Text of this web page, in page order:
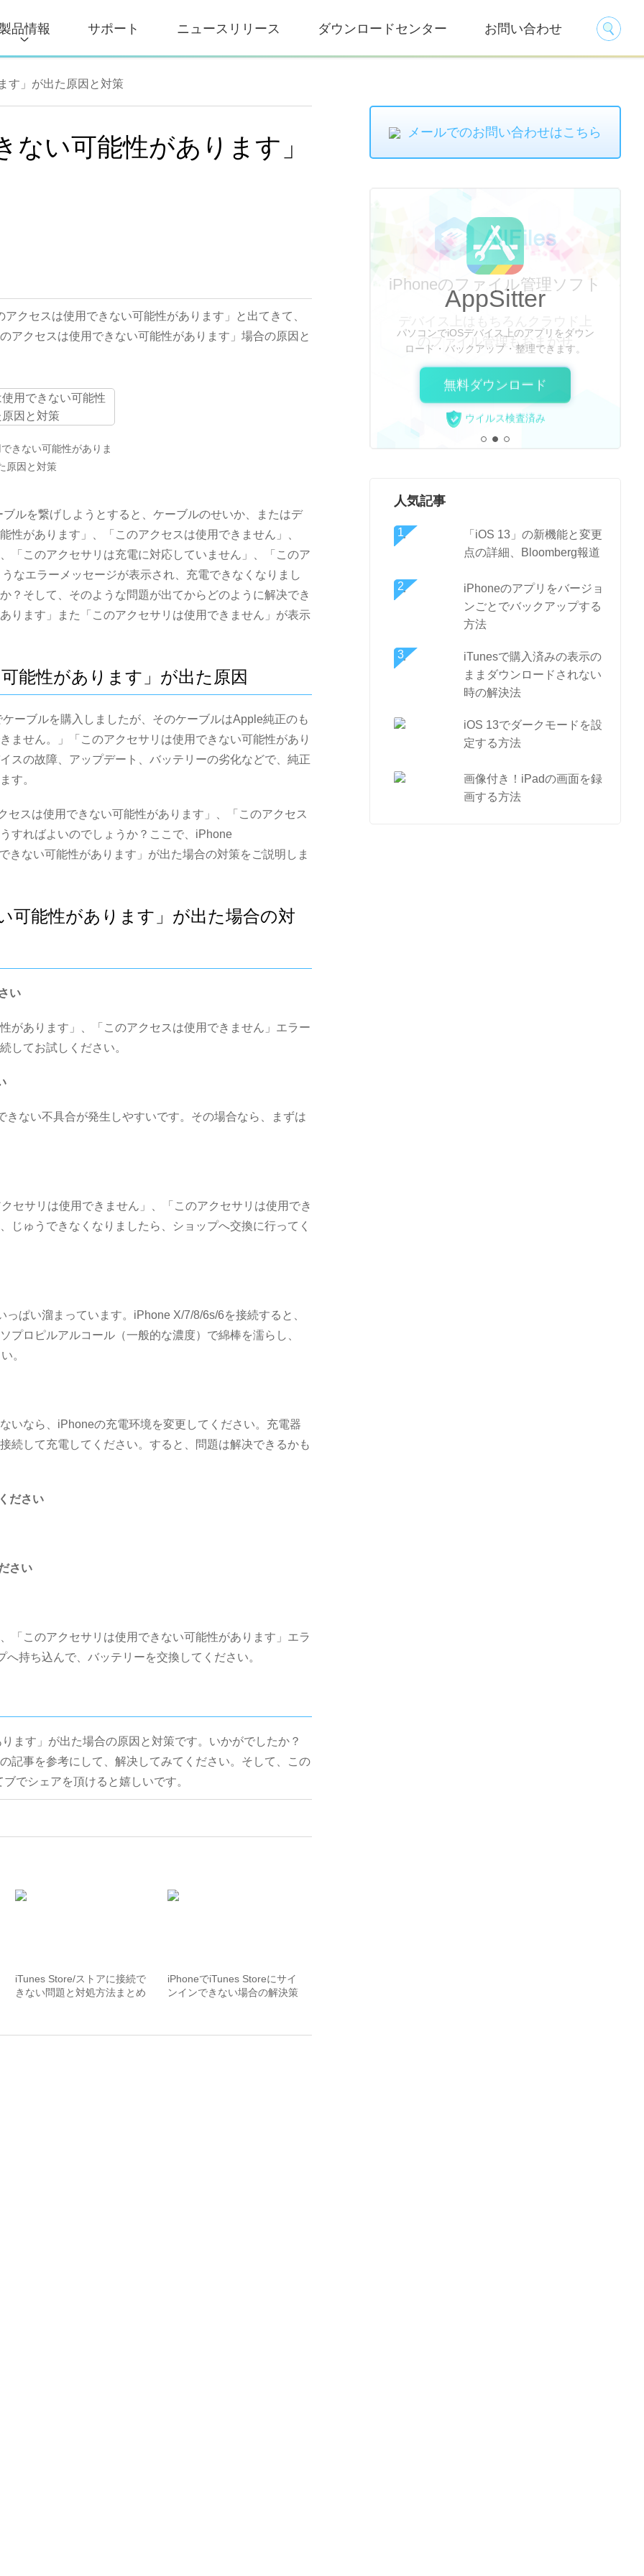
品情報 サポート ニュースリリース ダウンロードセンター お問い合わせ
す」が出た原因と対策
い可能性があります」
クセスは使用できない可能性があります」と出てきて、
アクセスは使用できない可能性があります」場合の原因と
きない可能性がありま
原因と対策
ルを繋げしようとすると、ケーブルのせいか、またはデ
があります」、「このアクセスは使用できません」、
「このアクセサリは充電に対応していません」、「このア
なエラーメッセージが表示され、充電できなくなりまし
？そして、そのような問題が出てからどのように解决でき
ります」また「このアクセサリは使用できません」が表示
能性があります」が出た原因
ーブルを購入しましたが、そのケーブルはApple純正のも
ません。」「このアクセサリは使用できない可能性があり
スの故障、アップデート、バッテリーの劣化などで、純正
す。
スは使用できない可能性があります」、「このアクセス
すればよいのでしょうか？ここで、iPhone
ない可能性があります」が出た場合の対策をご説明しま
可能性があります」が出た場合の対
い
があります」、「このアクセスは使用できません」エラー
してお試しください。
ない不具合が発生しやすいです。その場合なら、まずは
セサリは使用できません」、「このアクセサリは使用でき
じゅうできなくなりましたら、ショップへ交換に行ってく
ぱい溜まっています。iPhone X/7/8/6s/6を接続すると、
ロピルアルコール（一般的な濃度）で綿棒を濡らし、
。
いなら、iPhoneの充電环境を変更してください。充電器
続して充電してください。すると、問題は解决できるかも
ださい
さい
「このアクセサリは使用できない可能性があります」エラ
持ち込んで、バッテリーを交換してください。
ます」が出た場合の原因と対策です。いかがでしたか？
記事を参考にして、解决してみてください。そして、この
でシェアを頂けると嬉しいです。
iTunes Store/ストアに接続で
きない問題と対処方法まとめ
iPhoneでiTunes Storeにサイ
ンインできない場合の解決策
メールでのお問い合わせはこちら
AppSitter
パソコンでiOSデバイス上のアプリをダウン
ロード・バックアップ・整理できます。
無料ダウンロード
ウイルス検査済み
人気記事
「iOS 13」の新機能と変更
点の詳細、Bloomberg報道
iPhoneのアプリをバージョ
ンごとでバックアップする
方法
iTunesで購入済みの表示の
ままダウンロードされない
時の解決法
iOS 13でダークモードを設
定する方法
画像付き！iPadの画面を録
画する方法